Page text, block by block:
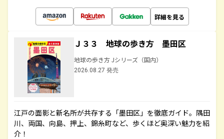
詳細を見る
Ｊ３３ 地球の歩き方 墨田区
地球の歩き方 Jシリーズ（国内）
2026.08.27 発売
江戸の面影と新名所が共存する「墨田区」を徹底ガイド。隅田
川、両国、向島、押上、錦糸町など、歩くほど奥深い魅力を紹
介！